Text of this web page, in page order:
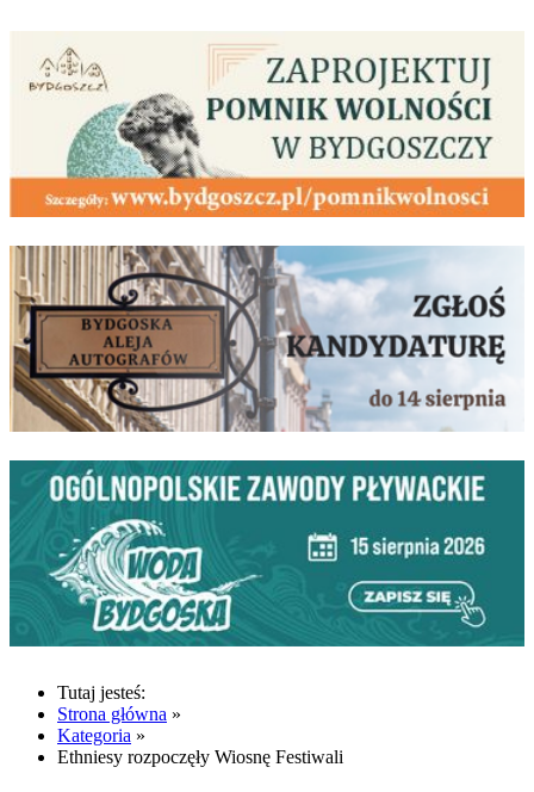
Tutaj jesteś:
Strona główna »
Kategoria »
Ethniesy rozpoczęły Wiosnę Festiwali